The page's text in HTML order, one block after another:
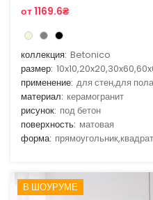
от 1169.6₴
коллекция: Betonico
размер:
применение: для стен,для
материал: керамогранит
рисунок: под бетон
поверхность: матовая
форма: прямоугольник,квадрат
В ШОУРУМЕ